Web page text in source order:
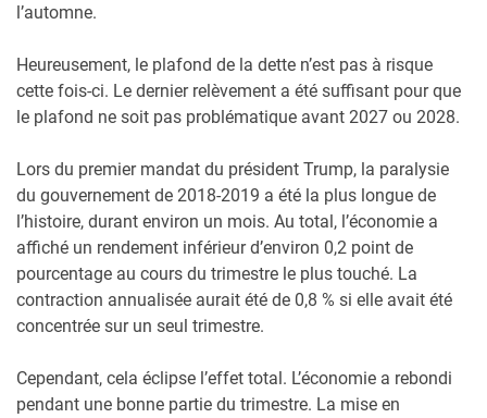
l’automne.
Heureusement, le plafond de la dette n’est pas à risque
cette fois-ci. Le dernier relèvement a été suffisant pour que
le plafond ne soit pas problématique avant 2027 ou 2028.
Lors du premier mandat du président Trump, la paralysie
du gouvernement de 2018-2019 a été la plus longue de
l’histoire, durant environ un mois. Au total, l’économie a
affiché un rendement inférieur d’environ 0,2 point de
pourcentage au cours du trimestre le plus touché. La
contraction annualisée aurait été de 0,8 % si elle avait été
concentrée sur un seul trimestre.
Cependant, cela éclipse l’effet total. L’économie a rebondi
pendant une bonne partie du trimestre. La mise en